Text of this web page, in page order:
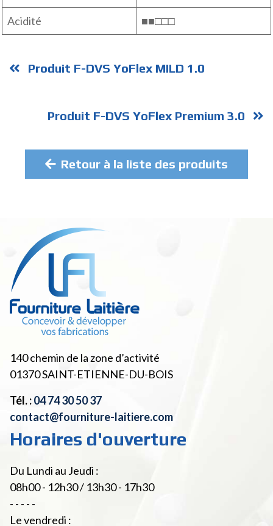
Acidité
■■□□□
Produit F-DVS YoFlex MILD 1.0
Produit F-DVS YoFlex Premium 3.0
Retour à la liste des produits
140 chemin de la zone d’activité
01370SAINT-ETIENNE-DU-BOIS
Tél. :04 74 30 50 37
contact@fourniture-laitiere.com
Horaires d'ouverture
Du Lundi au Jeudi :
08h00 - 12h30 / 13h30 - 17h30
- - - - -
Le vendredi :